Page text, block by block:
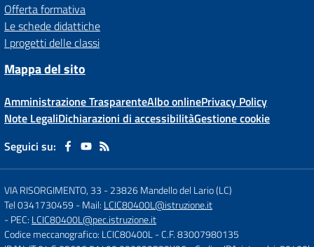
Offerta formativa
Le schede didattiche
I progetti delle classi
Mappa del sito
Amministrazione TrasparenteAlbo onlinePrivacy Policy
Note LegaliDichiarazioni di accessibilitàGestione cookie
Seguici su:
VIA RISORGIMENTO, 33 -23826 Mandello del Lario (LC)
Tel 0341730459 - Mail: LCIC80400L@istruzione.it
- PEC: LCIC80400L@pec.istruzione.it
Codice meccanografico: LCIC80400L- C.F. 83007980135